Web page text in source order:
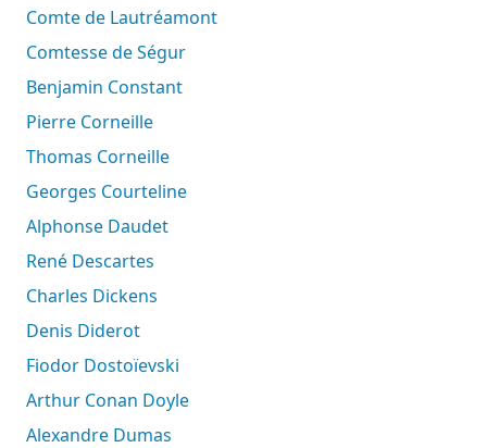
Comte de Lautréamont
Comtesse de Ségur
Benjamin Constant
Pierre Corneille
Thomas Corneille
Georges Courteline
Alphonse Daudet
René Descartes
Charles Dickens
Denis Diderot
Fiodor Dostoïevski
Arthur Conan Doyle
Alexandre Dumas